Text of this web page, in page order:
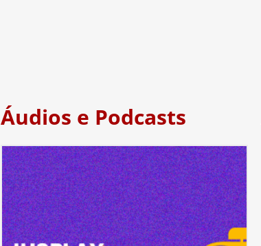
Áudios e Podcasts